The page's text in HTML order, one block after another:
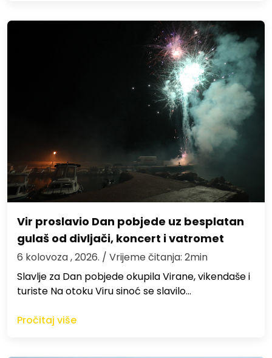
Vir proslavio Dan pobjede uz besplatan
gulaš od divljači, koncert i vatromet
6 kolovoza , 2026. / Vrijeme čitanja: 2min
Slavlje za Dan pobjede okupila Virane, vikendaše i
turiste Na otoku Viru sinoć se slavilo…
Pročitaj više